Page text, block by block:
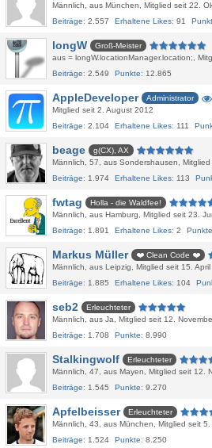
Männlich
aus München
Mitglied seit 22.
Beiträge
2.557 Erhaltene Likes 91
longW
Groß-Meister
aus = longW.locationManager.location;
Beiträge
2.549 Punkte 12.865
AppleDeveloper
Administrator
Mitglied seit 2. August 2012
Beiträge
2.104 Erhaltene Likes 111
beage
g(CX), AX
Männlich
57 aus Sondershausen
Beiträge
1.974 Erhaltene Likes 113
fwtag
Holla - die Waldfee!
Männlich
aus Hamburg
Mitglied seit 23.
Beiträge
1.891 Erhaltene Likes 2 Punkte
Markus Müller
❤️ Clean Code ❤️
Männlich
aus Leipzig
Mitglied seit 15.
Beiträge
1.885 Erhaltene Likes 104
seb2
Erleuchteter
Männlich
aus Ja
Mitglied seit 12.
Beiträge
1.708 Punkte 8.990
Stalkingwolf
Erleuchteter
Männlich
47 aus Mayen
Mitglied seit 12.
Beiträge
1.545 Punkte 9.270
Apfelbeisser
Erleuchteter
Männlich
43 aus München
Mitglied seit
Beiträge
1.524 Punkte 8.250